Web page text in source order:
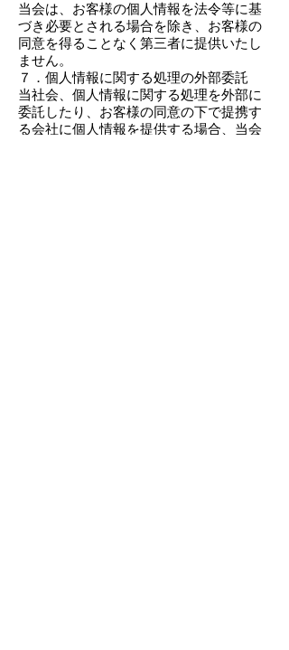
当会は、お客様の個人情報を法令等に基
づき必要とされる場合を除き、お客様の
同意を得ることなく第三者に提供いたし
ません。
７．個人情報に関する処理の外部委託
当社会、個人情報に関する処理を外部に
委託したり、お客様の同意の下で提携す
る会社に個人情報を提供する場合、当会